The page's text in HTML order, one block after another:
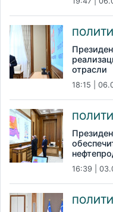
отрасли
18:15 |
16:39 |